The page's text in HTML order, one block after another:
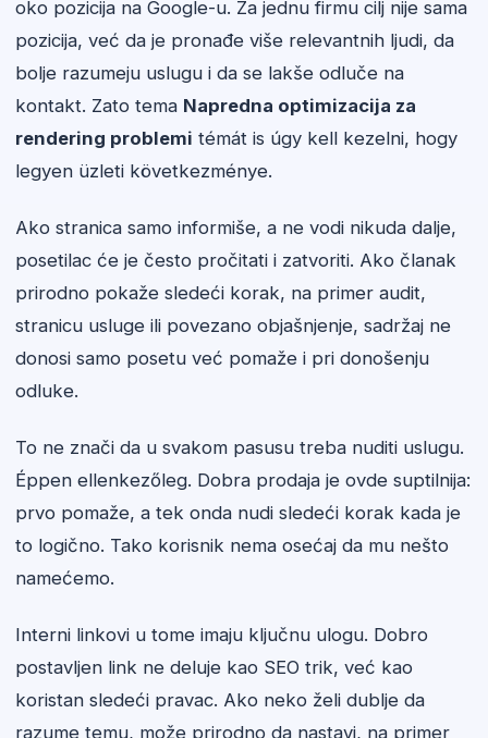
oko pozicija na Google-u. Za jednu firmu cilj nije sama
pozicija, već da je pronađe više relevantnih ljudi, da
bolje razumeju uslugu i da se lakše odluče na
kontakt. Zato tema Napredna optimizacija za
rendering problemi témát is úgy kell kezelni, hogy
legyen üzleti következménye.
Ako stranica samo informiše, a ne vodi nikuda dalje,
posetilac će je često pročitati i zatvoriti. Ako članak
prirodno pokaže sledeći korak, na primer audit,
stranicu usluge ili povezano objašnjenje, sadržaj ne
donosi samo posetu već pomaže i pri donošenju
odluke.
To ne znači da u svakom pasusu treba nuditi uslugu.
Éppen ellenkezőleg. Dobra prodaja je ovde suptilnija:
prvo pomaže, a tek onda nudi sledeći korak kada je
to logično. Tako korisnik nema osećaj da mu nešto
namećemo.
Interni linkovi u tome imaju ključnu ulogu. Dobro
postavljen link ne deluje kao SEO trik, već kao
koristan sledeći pravac. Ako neko želi dublje da
razume temu, može prirodno da nastavi, na primer